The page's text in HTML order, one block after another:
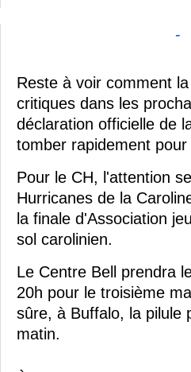
-
Reste à voir comment
critiques dans les
déclaration officielle de
tomber rapidement
Pour le CH, l'attention
Hurricanes de la
la finale d'Association
sol carolinien.
Le Centre Bell prendra
20h pour le troisième
sûre, à Buffalo, la pilule
matin.